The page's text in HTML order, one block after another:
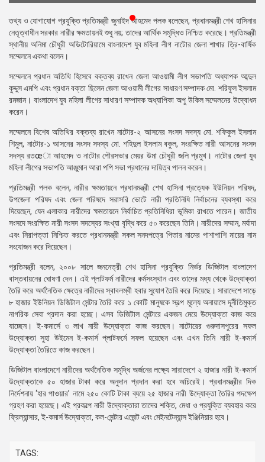
প্রেস
রিলিজ
প্রকাশনা
বিএনপি-
জামায়াত
সহিংসতা
সংগঠন
নির্বাচনী
ইশতেহার
তথ্য ও যোগাযোগ প্রযুক্তি প্রতিমন্ত্রী জুনাইদ আহমেদ পলক বলেছেন, প্রধানমন্ত্রী শেখ হাসিনার
নেতৃত্বাধীন সরকার নারীর ক্ষমতায়নই শুধু নয়; তাদের আর্থিক সমৃদ্ধিও নিশ্চিত করেছে। প্রতিমন্ত্রী
স্থানীয় অনিমা চৌধুরী অডিটোরিয়ামে বাংলাদেশ যুব মহিলা লীগ নাটোর জেলা শাখার ত্রি-বার্ষিক
সম্মেলনে একথা বলেন।
সম্মেলনে প্রধান অতিথি হিসেবে বক্তব্য রাখেন জেলা আওয়ামী লীগ সভাপতি অধ্যাপক আব্দুল
কুদ্দুস এমপি এবং প্রধান বক্তা ছিলেন জেলা আওয়ামী লীগের সাধারণ সম্পাদক মো. শরিফুল ইসলাম
রমজান। বাংলাদেশ যুব মহিলা লীগের সাধারণ সম্পাদক অধ্যাপিকা অপু উকিল সম্মেলনের উদ্বোধন
করেন।
সম্মেলনে বিশেষ অতিথির বক্তব্য রাখেন নাটোর-২ আসনের সংসদ সদস্য মো. শফিকুল ইসলাম
শিমুল, নাটোর-১ আসনের সংসদ সদস্য মো. শহিদুল ইসলাম বকুল, সংরক্ষিত নারী আসনের সংসদ
সদস্য রতœা আহমেদ ও নাটোর পৌরসভার মেয়র উমা চৌধুরী জলি প্রমুখ। নাটোর জেলা যুব
মহিলা লীগের সভাপতি আঞ্জুমান আরা পপি সভা প্রধানের দায়িত্ব পালন করেন।
প্রতিমন্ত্রী পলক বলেন, নারীর ক্ষমতায়নে প্রধানমন্ত্রী শেখ হাসিনা প্রত্যেক ইউনিয়ন পরিষদ,
উপজেলা পরিষদ এবং জেলা পরিষদে সরাসরি ভোটে নারী প্রতিনিধি নির্বাচনের ব্যবস্থা করে
দিয়েছেন, যেন এলাকার নারীদের ক্ষমতায়নে নির্বাচিত প্রতিনিধিরা ভূমিকা রাখতে পারেন। জাতীয়
সংসদে সংরক্ষিত নারী সংসদ সদস্যের সংখ্যা বৃদ্ধি করে ৫০ করেছেন তিনি। নারীদের সম্মান, মর্যাদা
এবং নিরাপত্তা নিশ্চিত করতে প্রধানমন্ত্রী সকল সনদপত্রে পিতার নামের পাশাপাশি মায়ের নাম
সংযোজন করে দিয়েছেন।
প্রতিমন্ত্রী বলেন, ২০০৮ সালে জননেত্রী শেখ হাসিনা প্রযুক্তি নির্ভর ডিজিটাল বাংলাদেশ
বাস্তবায়নের ঘোষণা দেন। এই প্লাটফর্ম নারীদের কর্মসংস্থান এবং তাদের মধ্য থেকে উদ্যোক্তা
তৈরি করে অর্থনৈতিক ক্ষেত্রে নারীদের স্বাবলম্বী হবার সুযোগ তৈরি করে দিয়েছে। সারাদেশে সাড়ে
৮ হাজার ইউনিয়ন ডিজিটাল সেন্টার তৈরি করে ১ কোটি মানুষকে স্বল্প মূল্যে অনায়াসে দূর্নীতিমুক্ত
নাগরিক সেবা প্রদান করা হচ্ছে। এসব ডিজিটাল সেন্টারে একজন মেয়ে উদ্যোক্তা কাজ করে
যাচ্ছেন। ই-কমার্সে ৩ লাখ নারী উদ্যোক্তা কাজ করছেন। নাটোরের গুরুদাসপুরের সফল
উদ্যোক্তা সুহা উইমেন ই-কমার্স প্লাটফর্মে সফল হয়েছেন এবং এখন তিনি নারী ই-কমার্স
উদ্যোক্তা তৈরিতে কাজ করছেন।
ডিজিটাল বাংলাদেশে নারীদের অর্থনৈতিক সমৃদ্ধি অর্জনের লক্ষ্যে সারাদেশে ২ হাজার নারী ই-কমার্স
উদ্যোক্তাকে ৫০ হাজার টাকা করে অনুদান প্রদান করা হবে অচিরেই। প্রধানমন্ত্রীর দিক
নির্দেশনায় ‘হার পাওয়ার’ নামে ২৫০ কোটি টাকা ব্যয়ে ২৫ হাজার নারী উদ্যোক্তা তৈরির পদক্ষেপ
গ্রহণ করা হয়েছে। এই প্রকল্পে নারী উদ্যোক্তারা তাদের শক্তি, মেধা ও প্রযুক্তি ব্যবহার করে
ফ্রিল্যান্সার, ই-কমার্স উদ্যোক্তা, কল-সেন্টার এজেন্ট এবং মেইনটেন্যান্স ইঞ্জিনিয়ার হবে।
TAGS: